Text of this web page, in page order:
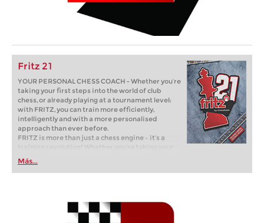
Fritz 21
YOUR PERSONAL CHESS COACH - Whether you’re
taking your first steps into the world of club
chess, or already playing at a tournament level:
with FRITZ, you can train more efficiently,
intelligently and with a more personalised
approach than ever before.
FRITZ is more than just a chess engine – it’s a
training revolution! Whether you’re taking your
first steps into the world of club chess, or already
playing at a tournament level: with FRITZ, you can
train more efficiently, intelligently and with a
Más...